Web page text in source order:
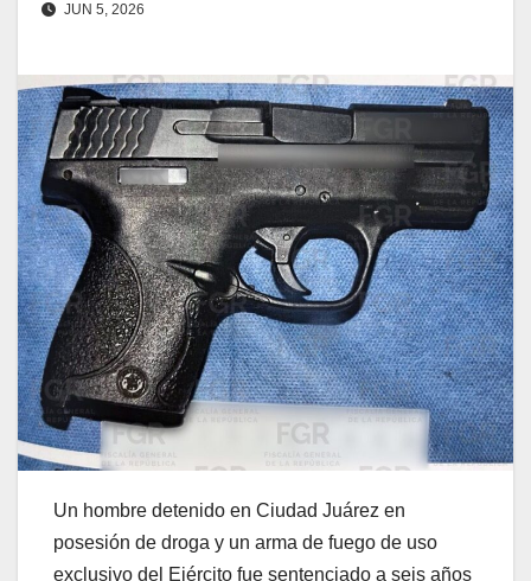
JUN 5, 2026
Un hombre detenido en Ciudad Juárez en
posesión de droga y un arma de fuego de uso
exclusivo del Ejército fue sentenciado a seis años